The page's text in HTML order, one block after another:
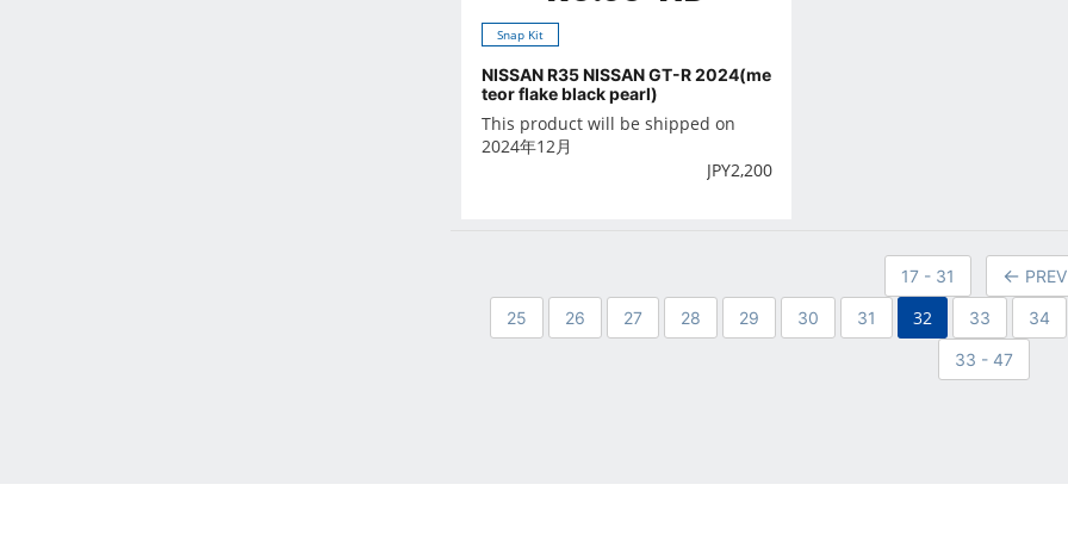
Snap Kit
NISSAN R35 NISSAN GT-R 2024(me
teor flake black pearl)
This product will be shipped on
2024年12月
JPY2,200
17 - 31 PREV
25 26 27 28 29 30 31 32 33 34
33 - 47